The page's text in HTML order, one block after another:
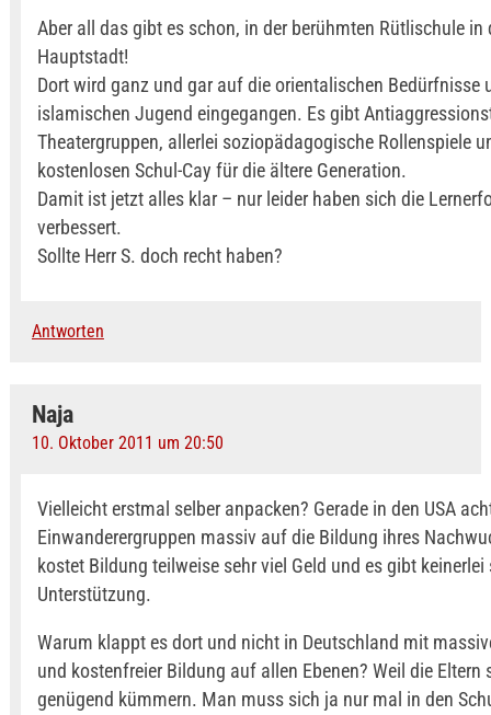
Aber all das gibt es schon, in der berühmten Rütlischule in
Hauptstadt!
Dort wird ganz und gar auf die orientalischen Bedürfnisse
islamischen Jugend eingegangen. Es gibt
Theatergruppen, allerlei soziopädagogische Rollenspiele
kostenlosen Schul-Cay für die ältere Generation.
Damit ist jetzt alles klar – nur leider haben sich die
verbessert.
Sollte Herr S. doch recht haben?
Antworten
Naja
10. Oktober 2011 um 20:50
Vielleicht erstmal selber anpacken? Gerade in den USA
Einwanderergruppen massiv auf die Bildung ihres
kostet Bildung teilweise sehr viel Geld und es gibt
Unterstützung.
Warum klappt es dort und nicht in Deutschland mit
und kostenfreier Bildung auf allen Ebenen? Weil die Eltern
genügend kümmern. Man muss sich ja nur mal in den